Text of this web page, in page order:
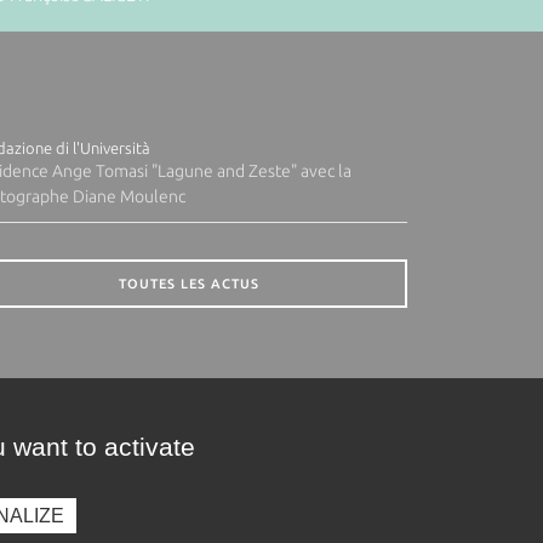
di l'Università
Ange Tomasi "Lagune and Zeste" avec la
Diane Moulenc
TOUTES LES ACTUS
want to activate